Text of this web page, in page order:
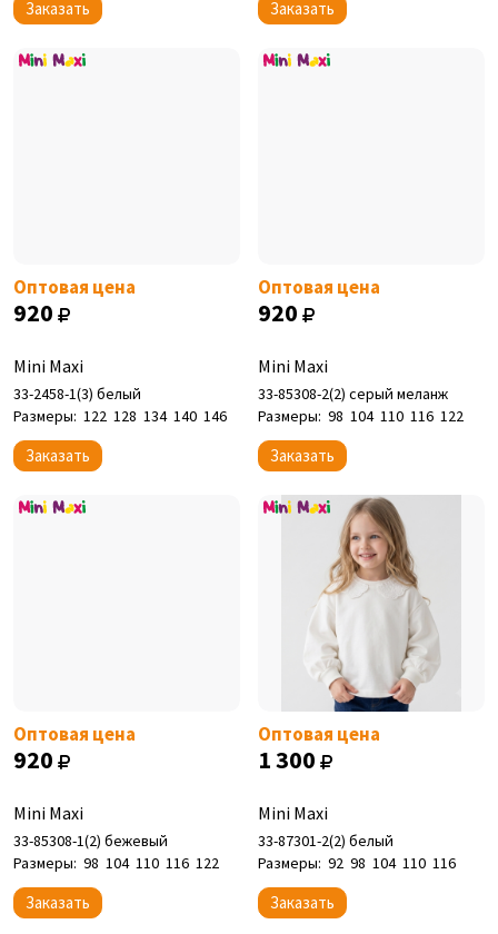
Заказать Заказать
Оптовая цена
920
Mini Maxi
33-2458-1(3) белый
Размеры: 122 128 134 140 146
Заказать
Оптовая цена
920
Mini Maxi
33-85308-2(2) серый меланж
Размеры: 98 104 110 116 122
Заказать
Оптовая цена
920
Mini Maxi
33-85308-1(2) бежевый
Размеры: 98 104 110 116 122
Заказать
Оптовая цена
1 300
Mini Maxi
33-87301-2(2) белый
Размеры: 92 98 104 110 116
Заказать